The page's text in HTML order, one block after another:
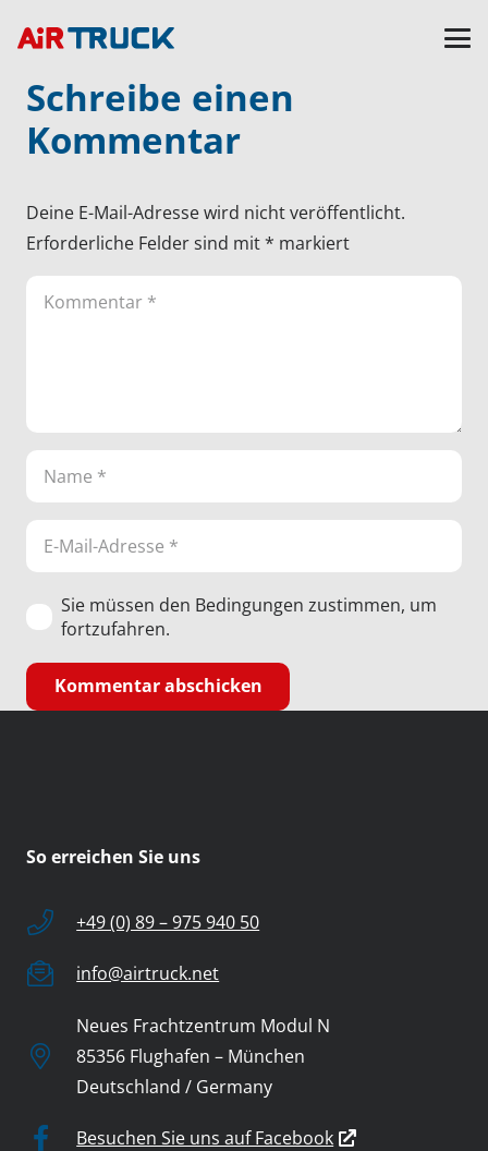
Schreibe einen
Kommentar
Deine E-Mail-Adresse wird nicht veröffentlicht.
Erforderliche Felder sind mit* markiert
Sie müssen den Bedingungen zustimmen, um
fortzufahren.
Kommentar abschicken
So erreichen Sie uns
+49 (0) 89 – 975 940 50
info@airtruck.net
Neues Frachtzentrum Modul N
85356 Flughafen – München
Deutschland / Germany
Besuchen Sie uns auf Facebook